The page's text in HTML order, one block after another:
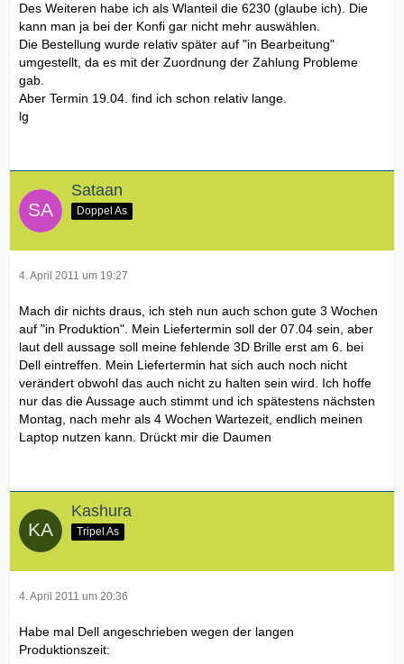
Des Weiteren habe ich als Wlanteil die 6230 (glaube ich). Die
kann man ja bei der Konfi gar nicht mehr auswählen.
Die Bestellung wurde relativ später auf "in Bearbeitung"
umgestellt, da es mit der Zuordnung der Zahlung Probleme
gab.
Aber Termin 19.04. find ich schon relativ lange.
lg
Sataan
Doppel As
4. April 2011 um 19:27
Mach dir nichts draus, ich steh nun auch schon gute 3 Wochen
auf "in Produktion". Mein Liefertermin soll der 07.04 sein, aber
laut dell aussage soll meine fehlende 3D Brille erst am 6. bei
Dell eintreffen. Mein Liefertermin hat sich auch noch nicht
verändert obwohl das auch nicht zu halten sein wird. Ich hoffe
nur das die Aussage auch stimmt und ich spätestens nächsten
Montag, nach mehr als 4 Wochen Wartezeit, endlich meinen
Laptop nutzen kann. Drückt mir die Daumen
Kashura
Tripel As
4. April 2011 um 20:36
Habe mal Dell angeschrieben wegen der langen
Produktionszeit: